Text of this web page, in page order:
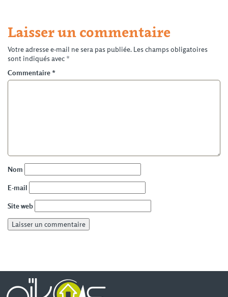
Laisser un commentaire
Votre adresse e-mail ne sera pas publiée. Les champs obligatoires
sont indiqués avec *
Commentaire *
Nom
E-mail
Site web